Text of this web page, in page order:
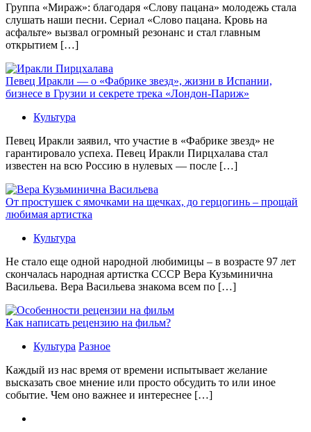
Группа «Мираж»: благодаря «Слову пацана» молодежь стала
слушать наши песни. Сериал «Слово пацана. Кровь на
асфальте» вызвал огромный резонанс и стал главным
открытием […]
Певец Иракли — о «Фабрике звезд», жизни в Испании,
бизнесе в Грузии и секрете трека «Лондон-Париж»
Культура
Певец Иракли заявил, что участие в «Фабрике звезд» не
гарантировало успеха. Певец Иракли Пирцхалава стал
известен на всю Россию в нулевых — после […]
От простушек с ямочками на щечках, до герцогинь – прощай
любимая артистка
Культура
Не стало еще одной народной любимицы – в возрасте 97 лет
скончалась народная артистка СССР Вера Кузьминична
Васильева. Вера Васильева знакома всем по […]
Как написать рецензию на фильм?
Культура Разное
Каждый из нас время от времени испытывает желание
высказать свое мнение или просто обсудить то или иное
событие. Чем оно важнее и интереснее […]